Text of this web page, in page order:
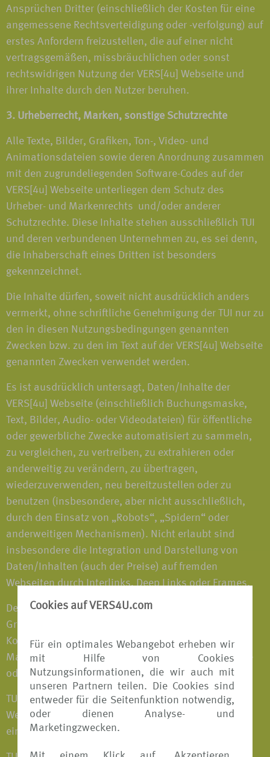
Cookies auf VERS4U.com
Für ein optimales Webangebot erheben wir
mit Hilfe von Cookies
Nutzungsinformationen, die wir auch mit
unseren Partnern teilen. Die Cookies sind
entweder für die Seitenfunktion notwendig,
oder dienen Analyse- und
Marketingzwecken.
Ansprüchen Dritter (einschließlich der Kosten für eine
angemessene Rechtsverteidigung oder -verfolgung) auf
erstes Anfordern freizustellen, die auf einer nicht
vertragsgemäßen, missbräuchlichen oder sonst
rechtswidrigen Nutzung der VERS[4u] Webseite und
ihrer Inhalte durch den Nutzer beruhen.
3. Urheberrecht, Marken, sonstige Schutzrechte
Alle Texte, Bilder, Grafiken, Ton-, Video- und
Animationsdateien sowie deren Anordnung zusammen
mit den zugrundeliegenden Software-Codes auf der
VERS[4u] Webseite unterliegen dem Schutz des
Urheber- und Markenrechts und/oder anderer
Schutzrechte. Diese Inhalte stehen ausschließlich TUI
und deren verbundenen Unternehmen zu, es sei denn,
die Inhaberschaft eines Dritten ist besonders
gekennzeichnet.
Die Inhalte dürfen, soweit nicht ausdrücklich anders
vermerkt, ohne schriftliche Genehmigung der TUI nur zu
den in diesen Nutzungsbedingungen genannten
Zwecken bzw. zu den im Text auf der VERS[4u] Webseite
genannten Zwecken verwendet werden.
Es ist ausdrücklich untersagt, Daten/Inhalte der
VERS[4u] Webseite (einschließlich Buchungsmaske,
Text, Bilder, Audio- oder Videodateien) für öffentliche
oder gewerbliche Zwecke automatisiert zu sammeln,
zu vergleichen, zu vertreiben, zu extrahieren oder
anderweitig zu verändern, zu übertragen,
wiederzuverwenden, neu bereitzustellen oder zu
benutzen (insbesondere, aber nicht ausschließlich,
durch den Einsatz von „Robots“, „Spidern“ oder
anderweitigen Mechanismen). Nicht erlaubt sind
insbesondere die Integration und Darstellung von
Daten/Inhalten (auch der Preise) auf fremden
Webseiten durch Interlinks, Deep Links oder Frames.
Der Name VERS4u.de sowie alle Marken, Logos und
Grafiken von TUI und anderer Unternehmen des TUI-
Konzerns auf der VERS[4u] Webseite sind registrierte
Marken der TUI AG. Der Nutzer erhält keinerlei Rechte
oder Lizenzen zur Nutzung der Marken von TUI.
TUI gewährleistet nicht, dass das auf der VERS[4u]
Webseite dargestellte Material nicht in Rechte Dritter
eingreift.